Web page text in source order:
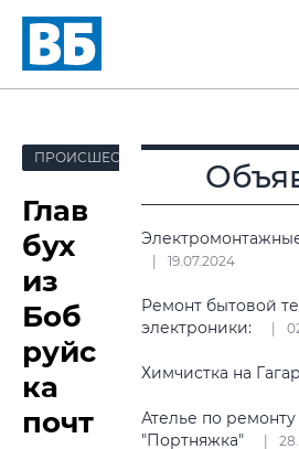
ПРОИСШЕСТВИЯ
Глав
бух
из
Боб
руйс
ка
почт
19.07.2024
Ремонт бытовой
электроники:
Химчистка на
Ателье по
"Портняжка"